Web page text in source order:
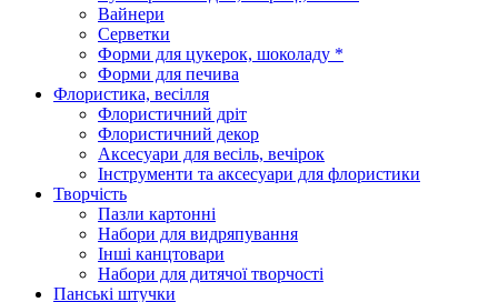
Вайнери
Серветки
Форми для цукерок, шоколаду *
Форми для печива
Флористика, весілля
Флористичний дріт
Флористичний декор
Аксесуари для весіль, вечірок
Інструменти та аксесуари для флористики
Творчість
Пазли картонні
Набори для видряпування
Інші канцтовари
Набори для дитячої творчості
Панські штучки